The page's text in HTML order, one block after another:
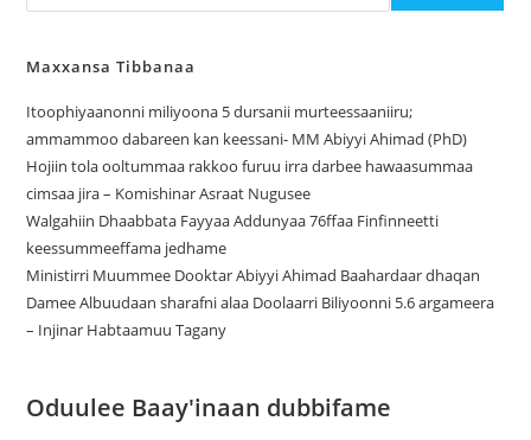
Maxxansa Tibbanaa
Itoophiyaanonni miliyoona 5 dursanii murteessaaniiru;
ammammoo dabareen kan keessani- MM Abiyyi Ahimad (PhD)
Hojiin tola ooltummaa rakkoo furuu irra darbee hawaasummaa
cimsaa jira – Komishinar Asraat Nugusee
Walgahiin Dhaabbata Fayyaa Addunyaa 76ffaa Finfinneetti
keessummeeffama jedhame
Ministirri Muummee Dooktar Abiyyi Ahimad Baahardaar dhaqan
Damee Albuudaan sharafni alaa Doolaarri Biliyoonni 5.6 argameera
– Injinar Habtaamuu Tagany
Oduulee Baay'inaan dubbifame